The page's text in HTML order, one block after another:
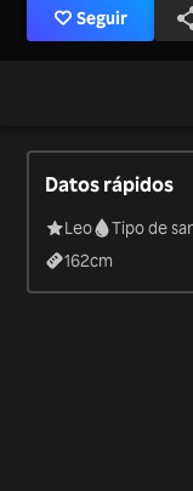
Seguir
Datos rápidos
Leo
Tipo de
162cm